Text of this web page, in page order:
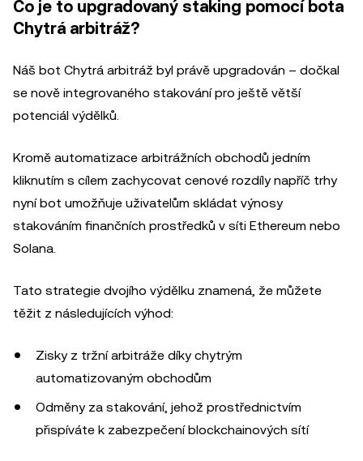
Co je to upgradovaný staking pomocí bota
Chytrá arbitráž?
Náš bot Chytrá arbitráž byl právě upgradován – dočkal
se nově integrovaného stakování pro ještě větší
potenciál výdělků.
Kromě automatizace arbitrážních obchodů jedním
kliknutím s cílem zachycovat cenové rozdíly napříč trhy
nyní bot umožňuje uživatelům skládat výnosy
stakováním finančních prostředků v síti Ethereum nebo
Solana.
Tato strategie dvojího výdělku znamená, že můžete
těžit z následujících výhod:
Zisky z tržní arbitráže díky chytrým
automatizovaným obchodům
Odměny za stakování, jehož prostřednictvím
přispíváte k zabezpečení blockchainových sítí